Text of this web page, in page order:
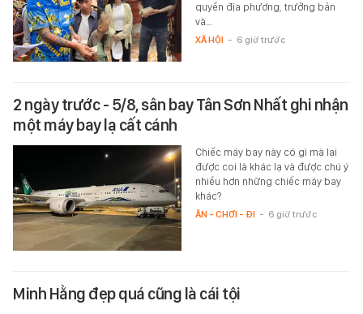
quyền địa phương, trưởng bản
và…
XÃ HỘI - 6 giờ trước
2 ngày trước - 5/8, sân bay Tân Sơn Nhất ghi nhận
một máy bay lạ cất cánh
Chiếc máy bay này có gì mà lại
được coi là khác lạ và được chú ý
nhiều hơn những chiếc máy bay
khác?
ĂN - CHƠI - ĐI - 6 giờ trước
Minh Hằng đẹp quá cũng là cái tội